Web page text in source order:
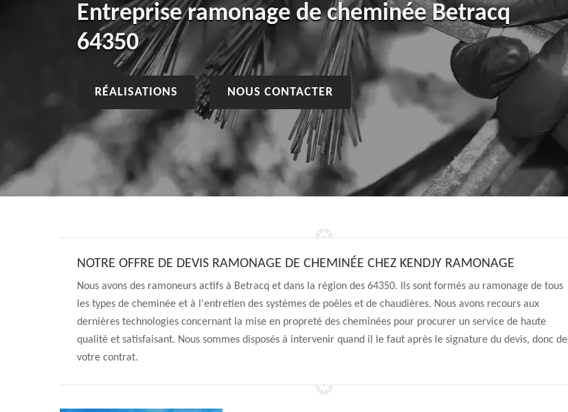
Entreprise ramonage de cheminée Betracq
64350
RÉALISATIONS NOUS CONTACTER
NOTRE OFFRE DE DEVIS RAMONAGE DE CHEMINÉE CHEZ KENDJY RAMONAGE
Nous avons des ramoneurs actifs à Betracq et dans la région des 64350. Ils sont formés au ramonage de tous
les types de cheminée et à l'entretien des systèmes de poêles et de chaudières. Nous avons recours aux
dernières technologies concernant la mise en propreté des cheminées pour procurer un service de haute
qualité et satisfaisant. Nous sommes disposés à intervenir quand il le faut après le signature du devis, donc de
votre contrat.